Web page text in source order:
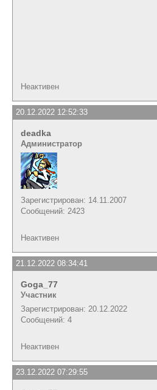
Неактивен
20.12.2022 12:52:33
deadka
Администратор
Зарегистрирован: 14.11.2007
Сообщений: 2423
Неактивен
21.12.2022 08:34:41
Goga_77
Участник
Зарегистрирован: 20.12.2022
Сообщений: 4
Неактивен
23.12.2022 07:29:55